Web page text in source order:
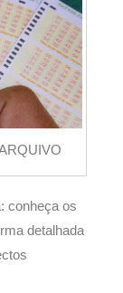
conheça os
detalhada